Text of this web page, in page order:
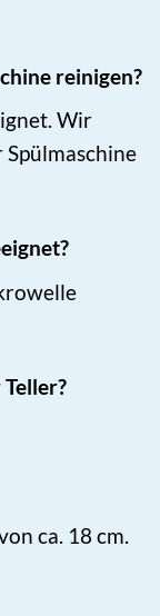
reinigen?
Wir
ca. 18 cm.